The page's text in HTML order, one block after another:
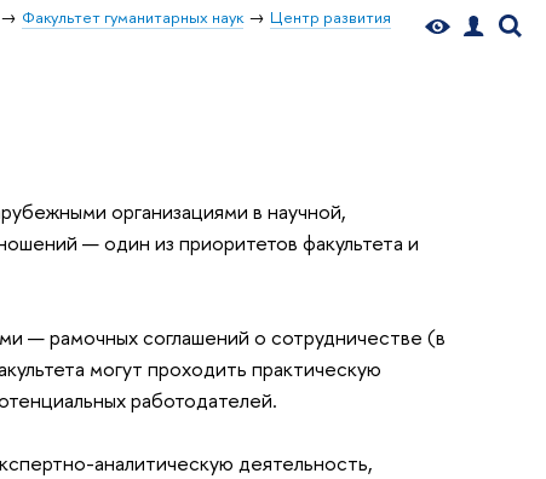
Факультет гуманитарных наук
Центр развития
организациями в научной,
— один из приоритетов факультета и
— рамочных соглашений о сотрудничестве (в
могут проходить практическую
работодателей.
аналитическую деятельность,